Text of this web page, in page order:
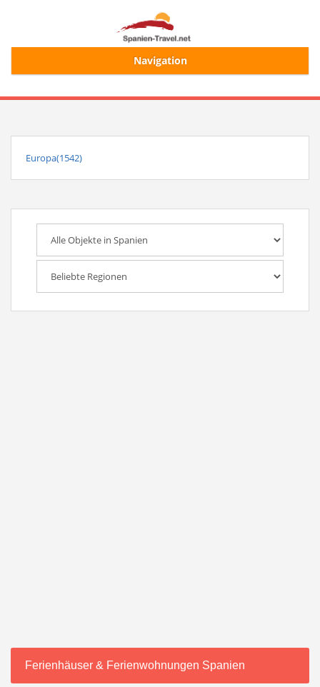
Navigation
Start
Alle Ferienhäuser
Ferienhaussuche
Merkliste
Europa(1542)
Ferienhäuser & Ferienwohnungen Spanien